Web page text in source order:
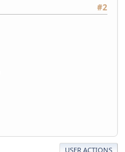
#2
USER ACTIONS